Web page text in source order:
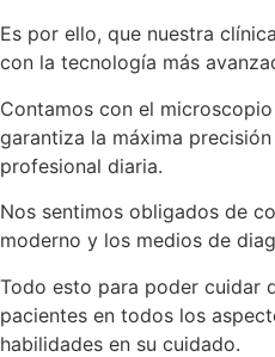
Es por ello, que nuestra
con la tecnología más
Contamos con el
garantiza la máxima
profesional diaria.
Nos sentimos obligados de
moderno y los medios de
Todo esto para poder cuidar
pacientes en todos los
habilidades en su cuidado.